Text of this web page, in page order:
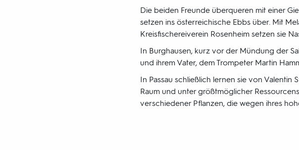
Die beiden Freunde überqueren mit einer
setzen ins österreichische Ebbs über. Mit
Kreisfischereiverein Rosenheim setzen sie
In Burghausen, kurz vor der Mündung der
und ihrem Vater, dem Trompeter Martin
In Passau schließlich lernen sie von Valentin
Raum und unter größtmöglicher
verschiedener Pflanzen, die wegen ihres